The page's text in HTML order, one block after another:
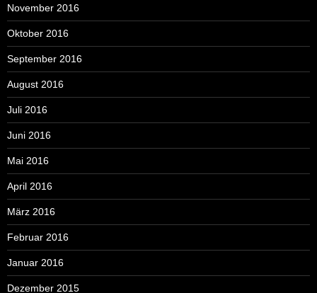
November 2016
Oktober 2016
September 2016
August 2016
Juli 2016
Juni 2016
Mai 2016
April 2016
März 2016
Februar 2016
Januar 2016
Dezember 2015